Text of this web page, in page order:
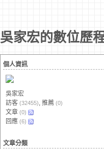
吳家宏的數位歷
個人資訊
吳家宏
訪客 (32455), 推薦 (0)
文章 (0)
回應 (6)
文章分類